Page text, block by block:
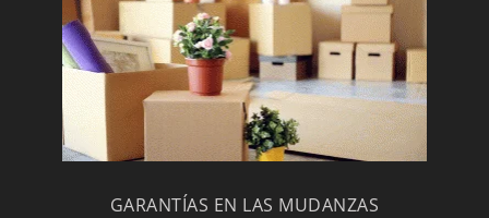
GARANTÍAS EN LAS MUDANZAS